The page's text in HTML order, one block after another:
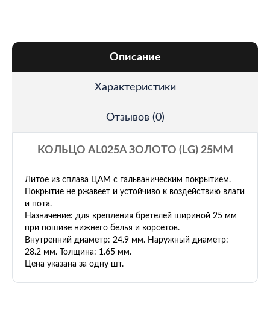
Описание
Характеристики
Отзывов (0)
КОЛЬЦО AL025A ЗОЛОТО (LG) 25ММ
Литое из сплава ЦАМ с гальваническим покрытием.
Покрытие не ржавеет и устойчиво к воздействию влаги
и пота.
Назначение: для крепления бретелей шириной 25 мм
при пошиве нижнего белья и корсетов.
Внутренний диаметр: 24.9 мм. Наружный диаметр:
28.2 мм. Толщина: 1.65 мм.
Цена указана за одну шт.